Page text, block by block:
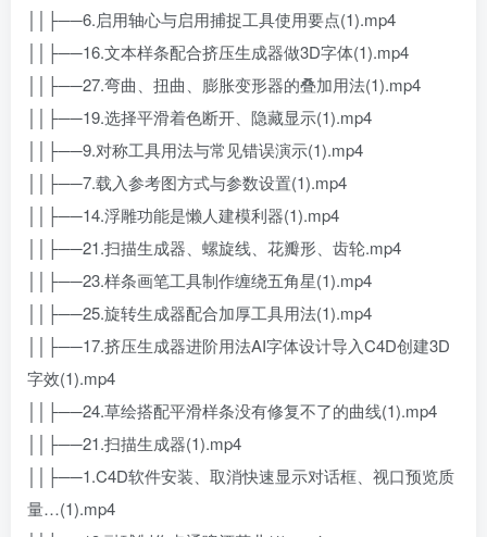
││├──6.启用轴心与启用捕捉工具使用要点(1).mp4
││├──16.文本样条配合挤压生成器做3D字体(1).mp4
││├──27.弯曲、扭曲、膨胀变形器的叠加用法(1).mp4
││├──19.选择平滑着色断开、隐藏显示(1).mp4
││├──9.对称工具用法与常见错误演示(1).mp4
││├──7.载入参考图方式与参数设置(1).mp4
││├──14.浮雕功能是懒人建模利器(1).mp4
││├──21.扫描生成器、螺旋线、花瓣形、齿轮.mp4
││├──23.样条画笔工具制作缠绕五角星(1).mp4
││├──25.旋转生成器配合加厚工具用法(1).mp4
││├──17.挤压生成器进阶用法AI字体设计导入C4D创建3D
字效(1).mp4
││├──24.草绘搭配平滑样条没有修复不了的曲线(1).mp4
││├──21.扫描生成器(1).mp4
││├──1.C4D软件安装、取消快速显示对话框、视口预览质
量…(1).mp4